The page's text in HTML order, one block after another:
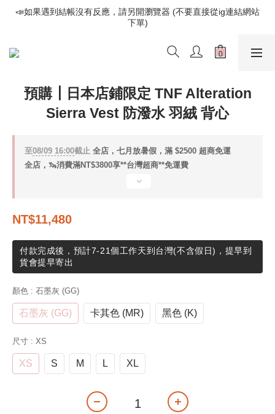
📣如果遇到結帳沒有反應，請另開瀏覽器 (不要直接從ig連結網站
下單)
📣如果遇到結帳沒有反應，請另開瀏覽器 (不要直接從ig連結網站
下單)
歡迎光臨૮⍝• ᴥ •⍝ა 新品請追蹤官方INSTAGRAM
下單)
預購┃日本店鋪限定 TNF Alteration
Sierra Vest 防潑水 羽絨 背心
至08/09 16:00截止 全店，七月放暑假，滿 $2500 超商免運
全店，🦦消費滿NT$3800享**台灣超商**免運費
NT$11,480
付款完成後，預計7-21個工作天到台灣(不含假日)，提早到
貨會提早寄出
顏色 : 石墨灰 (GG)
石墨灰 (GG) 卡其色 (MR) 黑色 (K)
尺寸 : XS
XS S M L XL